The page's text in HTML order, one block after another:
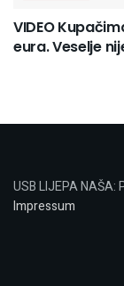
VIDEO
eura. Veselje
USB LIJEPA NAŠA:
Impressum